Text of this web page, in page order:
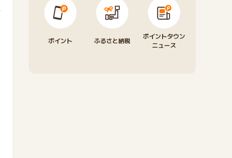
ポイント ふるさと納税
ポイントタウン
ニュース